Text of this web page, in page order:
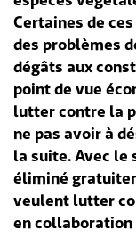
Certaines de
des problèmes
dégâts aux
point de vue
lutter contre la
ne pas avoir à
la suite. Avec le
éliminé
veulent lutter
en
Association
Gastronomie
Location
Autorisation
Assurances
Affaires
Impôts
Construire &
locale
Cadastre
Paroisses
Communes
Lengnauer
Département
Service social
Dép. de la
Dép. de
Centre
Services de A
Répertoire
Contact &